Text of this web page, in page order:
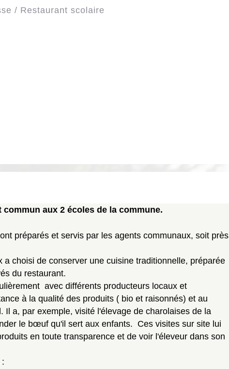
/ Restaurant scolaire
aux 2 écoles de la commune.
préparés et servis par les agents communaux, soit près
a choisi de conserver une cuisine traditionnelle, préparée
du restaurant.
avec différents producteurs locaux et
à la qualité des produits ( bio et raisonnés) et au
Il a, par exemple, visité l'élevage de charolaises de la
le bœuf qu'il sert aux enfants. Ces visites sur site lui
en toute transparence et de voir l'éleveur dans son